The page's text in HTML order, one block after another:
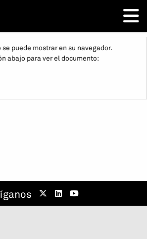
puede mostrar en su navegador.
abajo para ver el documento: